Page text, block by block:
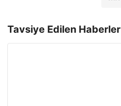
Tavsiye Edilen Haberler